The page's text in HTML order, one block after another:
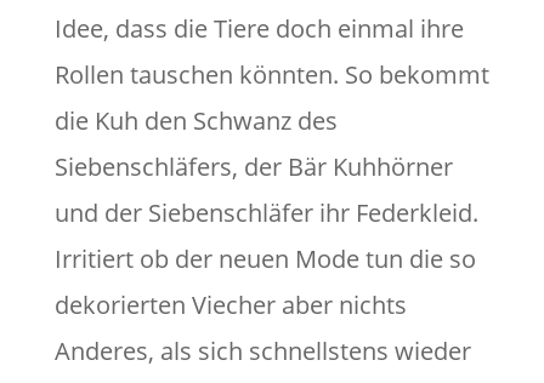
Idee, dass die Tiere doch einmal ihre
Rollen tauschen könnten. So bekommt
die Kuh den Schwanz des
Siebenschläfers, der Bär Kuhhörner
und der Siebenschläfer ihr Federkleid.
Irritiert ob der neuen Mode tun die so
dekorierten Viecher aber nichts
Anderes, als sich schnellstens wieder